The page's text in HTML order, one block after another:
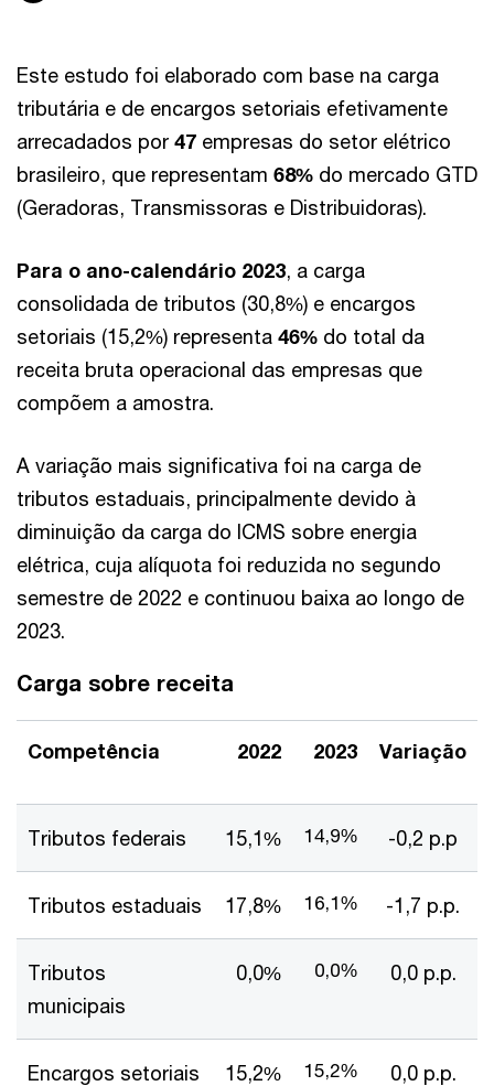
Este estudo foi elaborado com base na carga
tributária e de encargos setoriais efetivamente
arrecadados por 47 empresas do setor elétrico
brasileiro, que representam 68% do mercado GTD
(Geradoras, Transmissoras e Distribuidoras).
Para o ano-calendário 2023, a carga
consolidada de tributos (30,8%) e encargos
setoriais (15,2%) representa 46% do total da
receita bruta operacional das empresas que
compõem a amostra.
A variação mais significativa foi na carga de
tributos estaduais, principalmente devido à
diminuição da carga do ICMS sobre energia
elétrica, cuja alíquota foi reduzida no segundo
semestre de 2022 e continuou baixa ao longo de
2023.
Carga sobre receita
Competência 2022 2023 Variação
Tributos federais 15,1% 14,9% -0,2 p.p
Tributos estaduais 17,8% 16,1% -1,7 p.p.
Tributos
municipais
0,0% 0,0% 0,0 p.p.
Encargos setoriais 15,2% 15,2% 0,0 p.p.